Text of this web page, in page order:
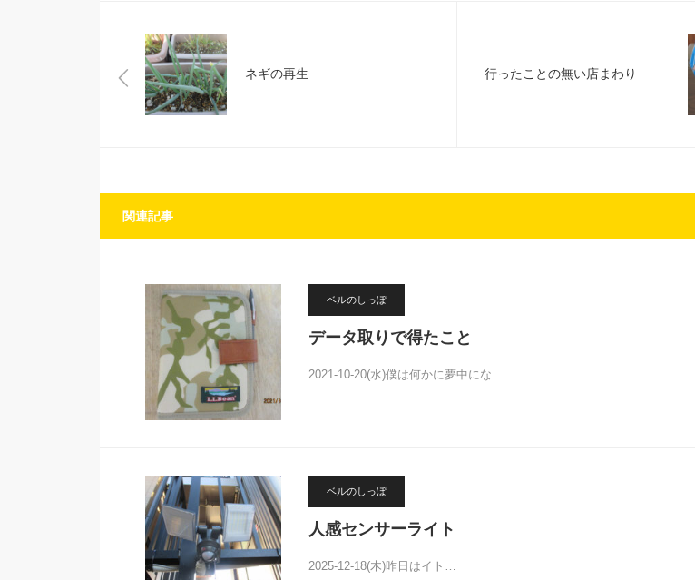
ネギの再生 行ったことの無い店まわり
関連記事
ベルのしっぽ
データ取りで得たこと
2021-10-20(水)僕は何かに夢中にな…
ベルのしっぽ
人感センサーライト
2025-12-18(木)昨日はイト…